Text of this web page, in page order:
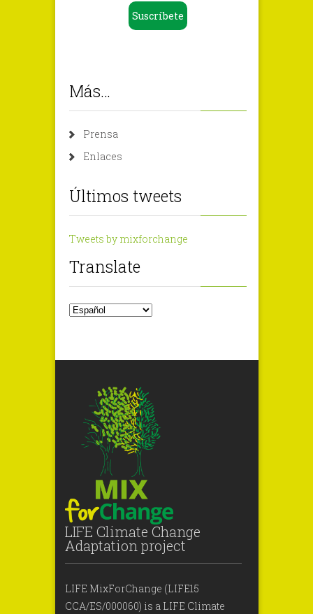
Suscríbete
Más…
Prensa
Enlaces
Últimos tweets
Tweets by mixforchange
Translate
LIFE Climate Change
Adaptation project
LIFE MixForChange (LIFE15
CCA/ES/000060) is a LIFE Climate